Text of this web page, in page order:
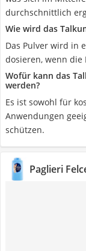
durchschnittlich
Wie wird das
Das Pulver wird in
dosieren, wenn die
Wofür kann das
werden?
Es ist sowohl für
Anwendungen
schützen.
Paglieri